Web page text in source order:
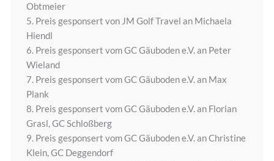
Obtmeier
5. Preis gesponsert von JM Golf Travel an Michaela
Hiendl
6. Preis gesponsert vom GC Gäuboden e.V. an Peter
Wieland
7. Preis gesponsert vom GC Gäuboden e.V. an Max
Plank
8. Preis gesponsert vom GC Gäuboden e.V. an Florian
Grasl, GC Schloßberg
9. Preis gesponsert vom GC Gäuboden e.V. an Christine
Klein, GC Deggendorf